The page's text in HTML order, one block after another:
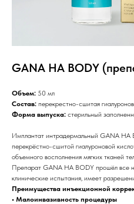
GANA HA BODY
Объем: 50 мл
Состав: перекрестно-сшитая
Форма выпуска: стерильный
Имплантат интрадермальный GANA HA
перекрёстно-сшитой гиалуроновой
объемного восполнения мягких тканей
Препарат GANA HA BODY прошёл все
клинические испытания, имеет
Преимущества инъекционной
• Малоинвазивность процедуры